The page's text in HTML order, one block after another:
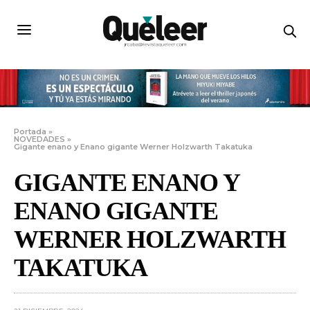
Portada »
NOVEDADES »
Gigante enano y Enano gigante Werner Holzwarth Takatuka
GIGANTE ENANO Y
ENANO GIGANTE
WERNER HOLZWARTH
TAKATUKA